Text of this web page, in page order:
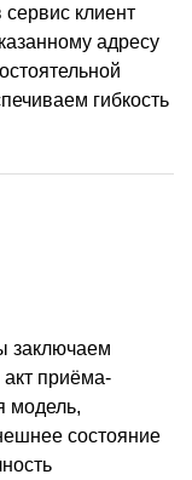
клиент
адресу
гибкость
заключаем
приёма-
модель,
состояние